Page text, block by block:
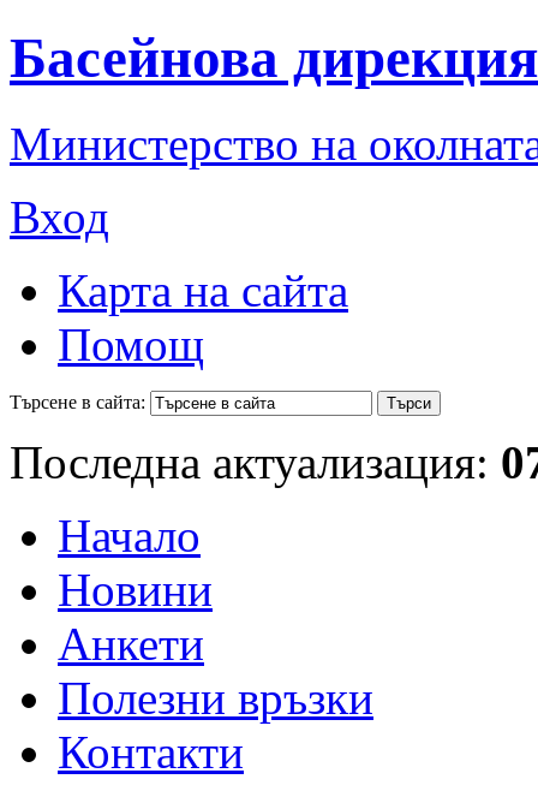
Басейнова
Министерство на
Вход
Карта на сайта
Помощ
Търсене в сайта:
Последна актуализация:
Начало
Новини
Анкети
Полезни връзки
Контакти